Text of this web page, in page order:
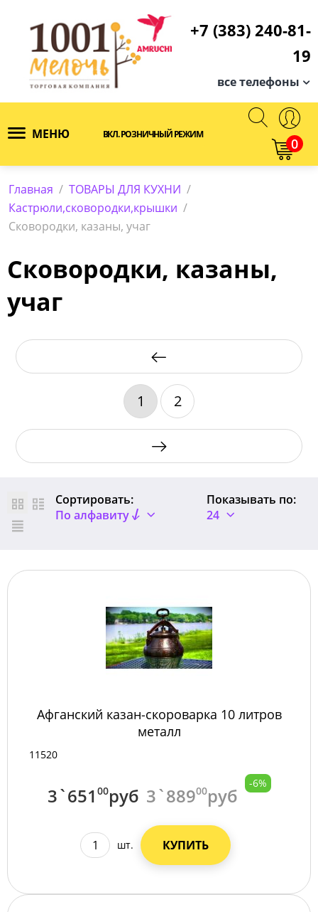
+7 (383) 240-81-
19
все телефоны
МЕНЮ ВКЛ. РОЗНИЧНЫЙ РЕЖИМ
0
Главная / ТОВАРЫ ДЛЯ КУХНИ /
Кастрюли,сковородки,крышки /
Сковородки, казаны, учаг
Сковородки, казаны,
учаг
1 2
Сортировать:
По алфавиту
Показывать по:
24
Афганский казан-скороварка 10 литров
металл
11520
3`651 00руб 3`88900руб
-6%
шт. КУПИТЬ